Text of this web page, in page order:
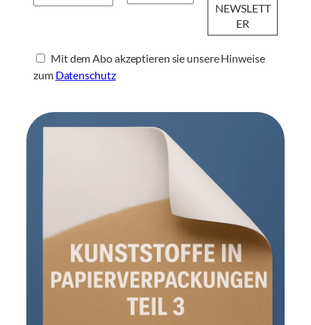
Mit dem Abo akzeptieren sie unsere Hinweise
zum Datenschutz